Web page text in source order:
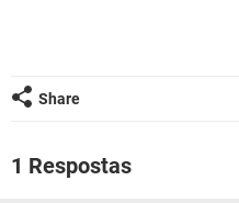
GUIA DE COMPRAS
Share
1 Respostas